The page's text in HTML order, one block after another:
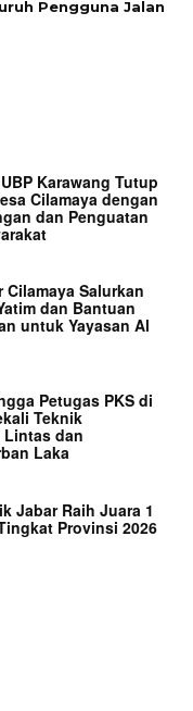
Pengguna Jalan
Karawang Tutup
Cilamaya dengan
dan Penguatan
Cilamaya Salurkan
dan Bantuan
untuk Yayasan Al
Petugas PKS di
Teknik
Lintas dan
Laka
Jabar Raih Juara 1
Provinsi 2026